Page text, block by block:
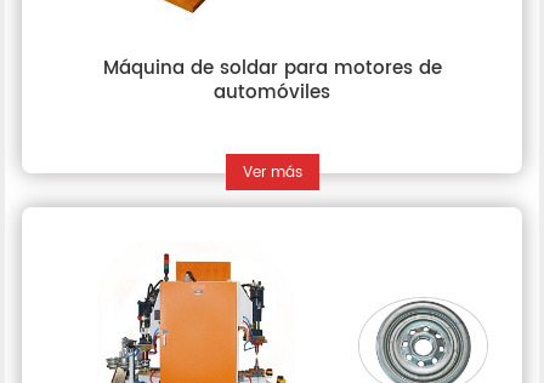
Máquina de soldar para motores de
automóviles
Ver más